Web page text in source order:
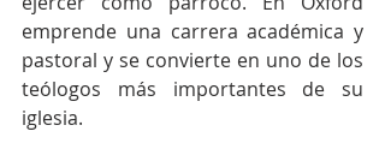
emprende una carrera académica y
pastoral y se convierte en uno de los
teólogos más importantes de su
iglesia.